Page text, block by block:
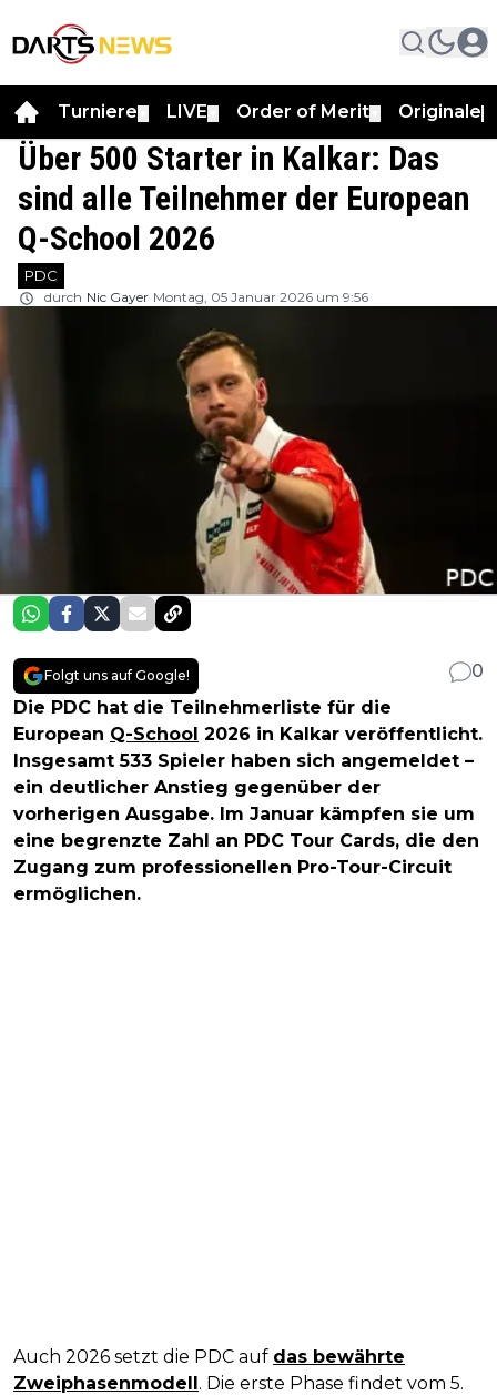
Turniere LIVE Order of Merit Originale
Über 500 Starter in Kalkar: Das
sind alle Teilnehmer der European
Q-School 2026
PDC
durch Nic Gayer Montag, 05 Januar 2026 um 9:56
Folgt uns auf Google!
0
Die PDC hat die Teilnehmerliste für die
European Q-School 2026 in Kalkar veröffentlicht.
Insgesamt 533 Spieler haben sich angemeldet –
ein deutlicher Anstieg gegenüber der
vorherigen Ausgabe. Im Januar kämpfen sie um
eine begrenzte Zahl an PDC Tour Cards, die den
Zugang zum professionellen Pro-Tour-Circuit
ermöglichen.
Auch 2026 setzt die PDC auf das bewährte
Zweiphasenmodell. Die erste Phase findet vom 5.